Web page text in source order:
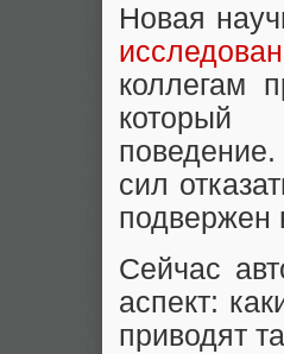
Новая
коллегам
который
поведение.
сил
подвержен
Сейчас
аспект:
приводят